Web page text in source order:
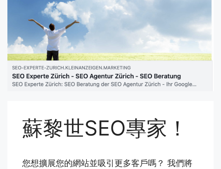
蘇黎世SEO專家！
您想擴展您的網站並吸引更多客戶嗎？ 我們將